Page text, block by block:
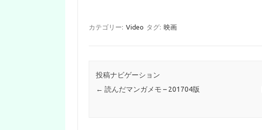
カテゴリー: Video タグ: 映画
投稿ナビゲーション
← 読んだマンガメモ – 201704版